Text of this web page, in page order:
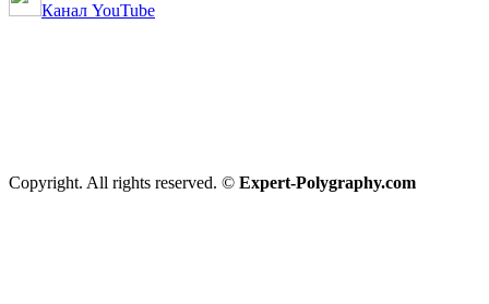
Канал YouTube
Copyright. All rights reserved. © Expert-Polygraphy.com